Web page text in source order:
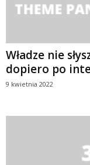
Władze nie
dopiero po
9 kwietnia 2022